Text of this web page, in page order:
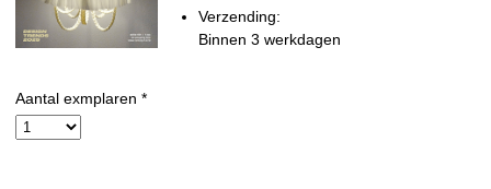
Verzending:
Binnen 3 werkdagen
Aantal exmplaren *